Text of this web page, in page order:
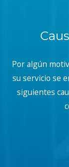
Por algún
su servicio se
siguientes